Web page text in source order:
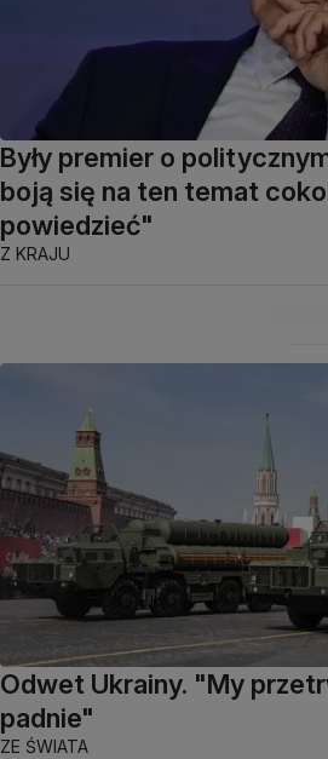
Były premier o
boją się na ten temat
powiedzieć"
Z KRAJU
Odwet Ukrainy. "My
padnie"
ZE ŚWIATA